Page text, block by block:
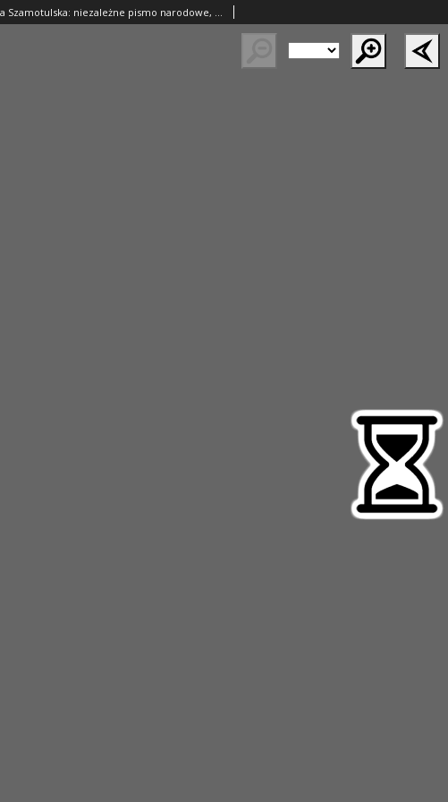
Gazeta Szamotulska: niezależne pismo narodowe, społeczne i polityczne 1928.12.25 R.7 Nr151